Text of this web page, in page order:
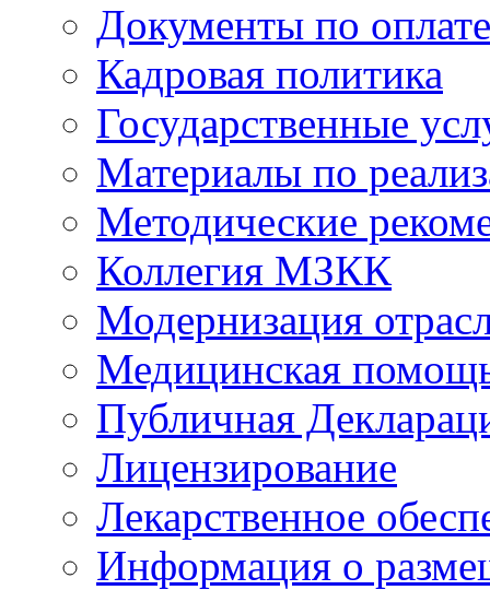
Документы по
Кадровая политика
Государственные
Материалы по
Методические
Коллегия МЗКК
Модернизация
Медицинская
Публичная
Лицензирование
Лекарственное
Информация о